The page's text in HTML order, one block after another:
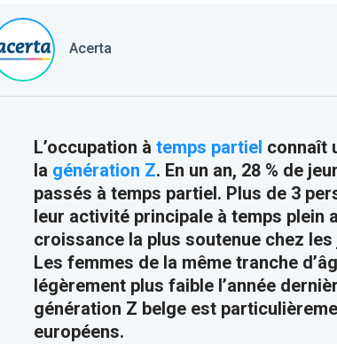
Acerta
L’occupation à temps partiel connaît
la génération Z. En un an, 28 % de
passés à temps partiel. Plus de 3
leur activité principale à temps plein
croissance la plus soutenue chez les
Les femmes de la même tranche
légèrement plus faible l’année
génération Z belge est
européens.